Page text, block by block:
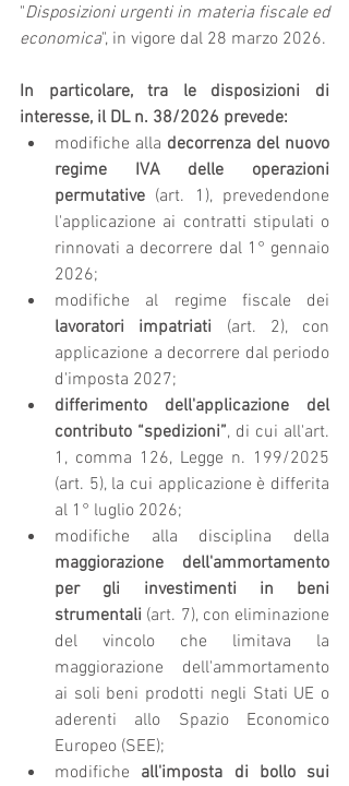
"Disposizioni urgenti in materia fiscale ed
economica", in vigore dal 28 marzo 2026.
In particolare, tra le disposizioni di
interesse, il DL n. 38/2026 prevede:
modifiche alla decorrenza del nuovo
regime IVA delle operazioni
permutative (art. 1), prevedendone
l'applicazione ai contratti stipulati o
rinnovati a decorrere dal 1° gennaio
2026;
lavoratori impatriati (art. 2), con
applicazione a decorrere dal periodo
d'imposta 2027;
differimento dell'applicazione del
contributo “spedizioni”, di cui all'art.
1, comma 126, Legge n. 199/2025
(art. 5), la cui applicazione è differita
al 1° luglio 2026;
maggiorazione dell'ammortamento
per gli investimenti in beni
strumentali (art. 7), con eliminazione
del vincolo che limitava la
maggiorazione dell'ammortamento
ai soli beni prodotti negli Stati UE o
aderenti allo Spazio Economico
Europeo (SEE);
modifiche all'imposta di bollo sui